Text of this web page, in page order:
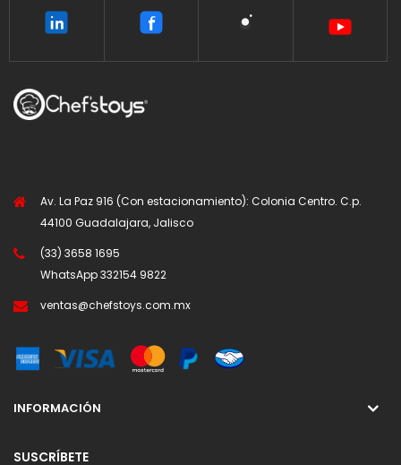
Av. La Paz 916 (Con estacionamiento): Colonia Centro. C.p.
44100 Guadalajara, Jalisco
(33) 3658 1695
WhatsApp332154 9822
ventas@chefstoys.com.mx
INFORMACIÓN
SUSCRÍBETE